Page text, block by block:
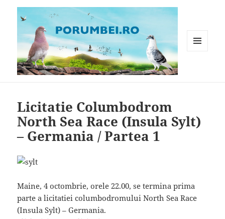
Licitatie Columbodrom
North Sea Race (Insula Sylt)
– Germania / Partea 1
Maine, 4 octombrie, orele 22.00, se termina prima
parte a licitatiei columbodromului North Sea Race
(Insula Sylt) – Germania.